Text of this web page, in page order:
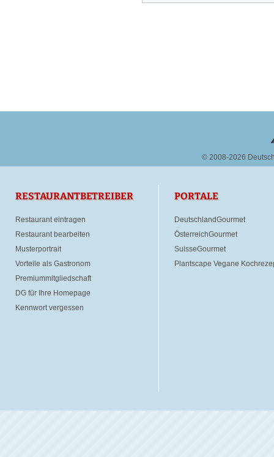
© 2008-2026
RESTAURANTBETREIBER
Restaurant eintragen
Restaurant bearbeiten
Musterportrait
Vorteile als Gastronom
Premiummitgliedschaft
DG für Ihre Homepage
Kennwort vergessen
PORTALE
DeutschlandGourmet
ÖsterreichGourmet
SuisseGourmet
Plantscape Vegane